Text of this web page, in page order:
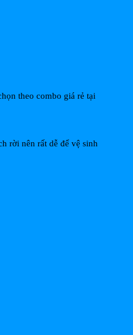
theo combo giá rẻ tại
rời nên rất dễ để vệ sinh